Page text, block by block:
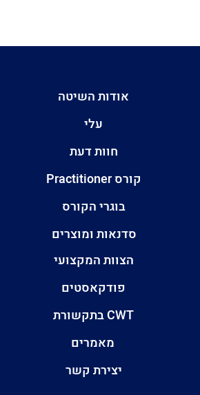
אודות השיטה
עלי
חוות דעת
קורס Practitioner
בוגרי הקורס
הצוות המקצועי
סדנאות ומוצרים
פודקאסטים
CWT בתקשורת
מאמרים
יצירת קשר